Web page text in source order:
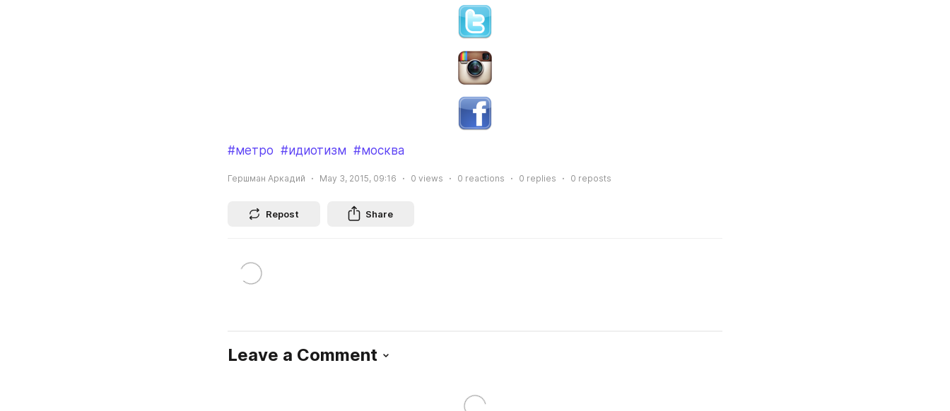
#метро #идиотизм #москва
Гершман Аркадий May 3, 2015, 09:16 0 views 0 reactions 0 replies 0 reposts
Repost Share
Leave a Comment